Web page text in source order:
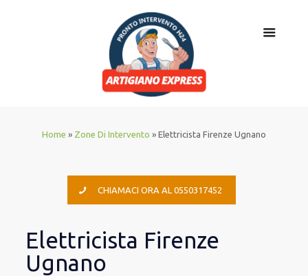
Home » Zone Di Intervento » Elettricista Firenze Ugnano
CHIAMACI ORA AL 0550317452
Elettricista Firenze
Ugnano